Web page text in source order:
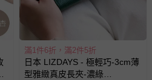
滿1件6折，滿2件5折
日本 LIZDAYS - 極輕巧-3cm薄
型雅緻真皮長夾-濃綠